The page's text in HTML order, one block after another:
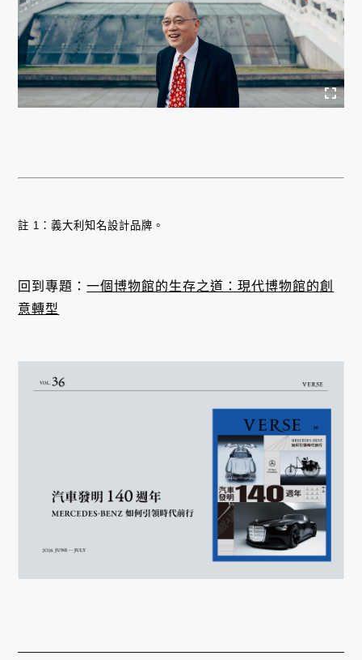
註 1：義大利知名設計品牌。
回到專題：一個博物館的生存之道：現代博物館的創
意轉型